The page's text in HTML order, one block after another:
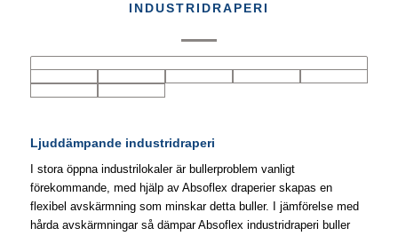
INDUSTRIDRAPERI
Ljuddämpande industridraperi
I stora öppna industrilokaler är bullerproblem vanligt
förekommande, med hjälp av Absoflex draperier skapas en
flexibel avskärmning som minskar detta buller. I jämförelse med
hårda avskärmningar så dämpar Absoflex industridraperi buller